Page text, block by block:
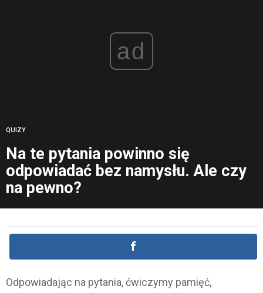
ad
QUIZY
Na te pytania powinno się
odpowiadać bez namysłu. Ale czy
na pewno?
Odpowiadając na pytania, ćwiczymy pamięć,